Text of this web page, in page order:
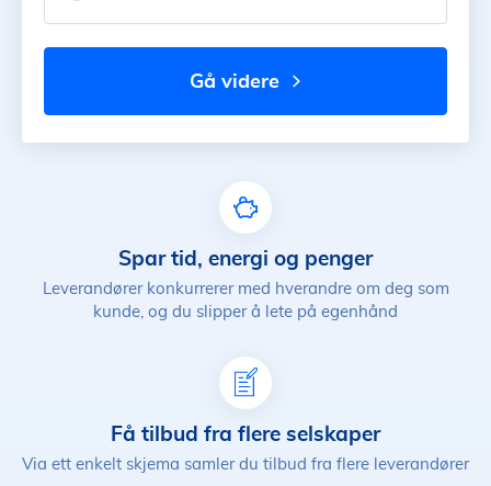
gå videre
Spar tid, energi og penger
Leverandører konkurrerer med hverandre om deg som
kunde, og du slipper å lete på egenhånd
Få tilbud fra flere selskaper
Via ett enkelt skjema samler du tilbud fra flere leverandører